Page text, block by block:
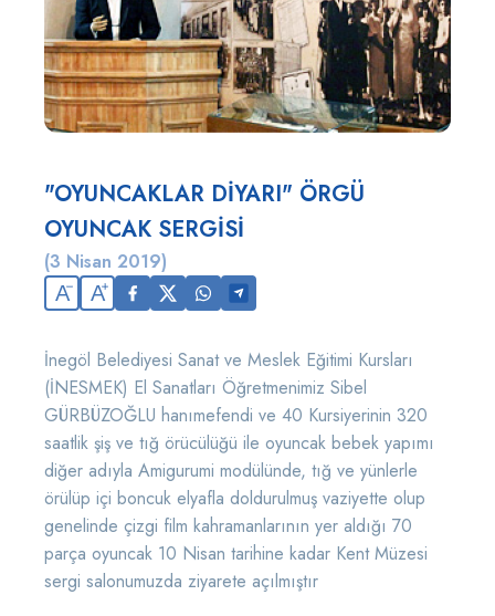
"OYUNCAKLAR DİYARI" ÖRGÜ
OYUNCAK SERGİSİ
(3 Nisan 2019)
A A
İnegöl Belediyesi Sanat ve Meslek Eğitimi Kursları
(İNESMEK) El Sanatları Öğretmenimiz Sibel
GÜRBÜZOĞLU hanımefendi ve 40 Kursiyerinin 320
saatlik şiş ve tığ örücülüğü ile oyuncak bebek yapımı
diğer adıyla Amigurumi modülünde, tığ ve yünlerle
örülüp içi boncuk elyafla doldurulmuş vaziyette olup
genelinde çizgi film kahramanlarının yer aldığı 70
parça oyuncak 10 Nisan tarihine kadar Kent Müzesi
sergi salonumuzda ziyarete açılmıştır